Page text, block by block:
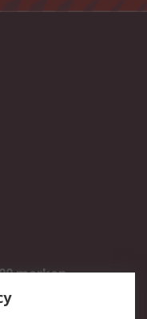
merken